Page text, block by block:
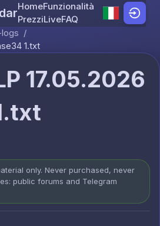
Skip to content
HomeFunzionalità
PrezziLiveFAQ
/
1.txt
17.05.2026
only. Never purchased, never
public forums and Telegram